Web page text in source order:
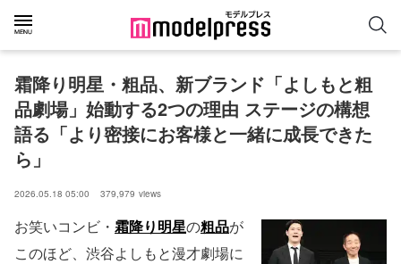
霜降り明星・粗品、新ブランド「よしもと粗
品劇場」始動する2つの理由 ステージの構想
語る「より密接にお客様と一緒に成長できた
ら」
2026.05.18 05:00 379,979 views
お笑いコンビ・ 霜降り明星の粗品が
このほど、渋谷よしもと漫才劇場に